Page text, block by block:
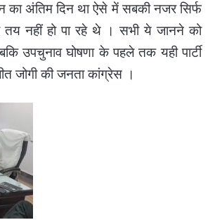
का अंतिम दिन था ऐसे में सबकी नजर सिर्फ
तय नहीं हो पा रहे थे । सभी ये जानने को
उपचुनाव घोषणा के पहले तक यही पार्टी
जोगी की जनता कांग्रेस ।